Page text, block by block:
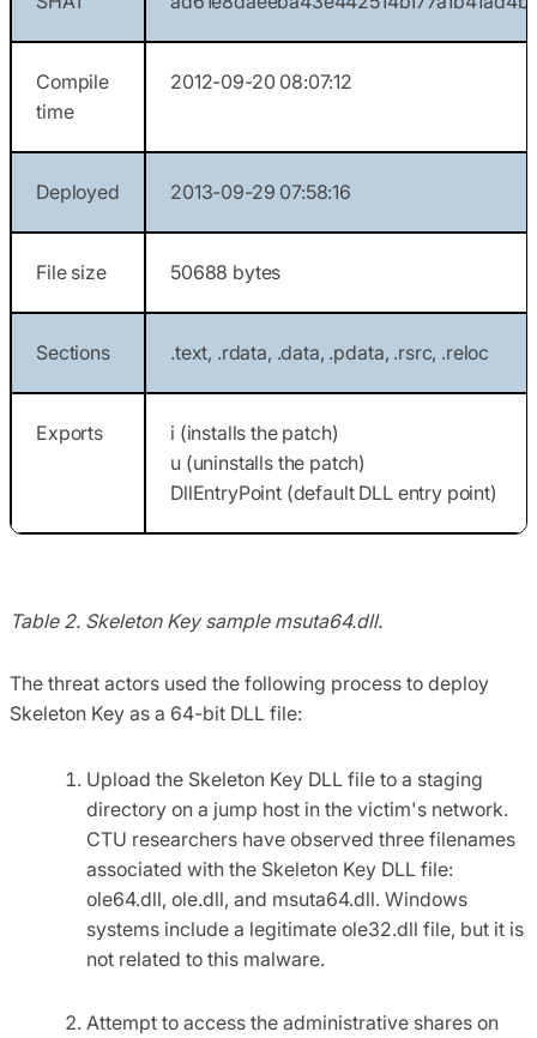
Compile
time
2012-09-20 08:07:12
Deployed 2013-09-29 07:58:16
File size 50688 bytes
Sections .text, .rdata, .data, .pdata, .rsrc, .reloc
Exports
i (installs the patch)
u (uninstalls the patch)
DllEntryPoint (default DLL entry point)
Table 2. Skeleton Key sample msuta64.dll.
The threat actors used the following process to deploy
Skeleton Key as a 64-bit DLL file:
Upload the Skeleton Key DLL file to a staging
directory on a jump host in the victim's network.
CTU researchers have observed three filenames
associated with the Skeleton Key DLL file:
ole64.dll, ole.dll, and msuta64.dll. Windows
systems include a legitimate ole32.dll file, but it is
not related to this malware.
Attempt to access the administrative shares on